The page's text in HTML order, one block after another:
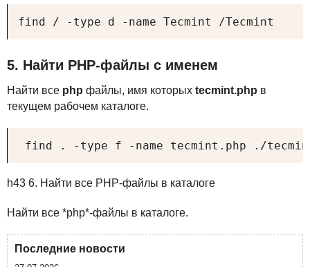
find / -type d -name Tecmint /Tecmint
5. Найти PHP-файлы с именем
Найти все php файлы, имя которых tecmint.php в
текущем рабочем каталоге.
find . -type f -name tecmint.php ./
h43 6. Найти все PHP-файлы в каталоге
Найти все *php*-файлы в каталоге.
Последние новости